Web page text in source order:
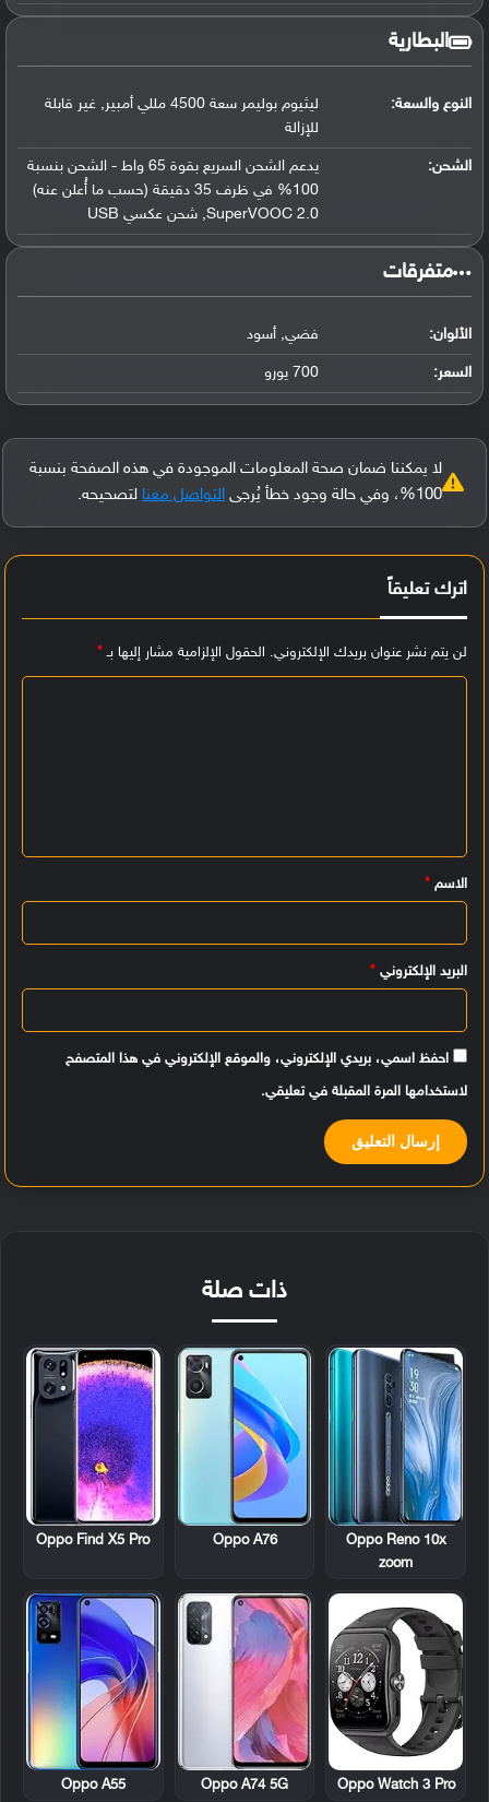
البطارية
النوع والسعة:
ليثيوم بوليمر سعة 4500 مللي أمبير, غير قابلة
للإزالة
الشحن:
يدعم الشحن السريع بقوة 65 واط - الشحن بنسبة
100% في ظرف 35 دقيقة (حسب ما أُعلن عنه)
SuperVOOC 2.0, شحن عكسي USB
‏متفرقات‏
الألوان: فضي, أسود
السعر: 700 يورو
لا يمكننا ضمان صحة المعلومات الموجودة في هذه الصفحة بنسبة
100%، وفي حالة وجود خطأ يُرجى
التواصل معنا لتصحيحه.
اترك تعليقاً
لن يتم نشر عنوان بريدك الإلكتروني. الحقول الإلزامية مشار إليها بـ*
ي
ق
الاسم *
البريد الإلكتروني *
احفظ اسمي، بريدي الإلكتروني، والموقع الإلكتروني في هذا المتصفح
لاستخدامها المرة المقبلة في تعليقي.
ذات صلة
Oppo Reno 10x
zoom
Oppo A76
Oppo Find X5 Pro
Oppo Watch 3 Pro
Oppo A74 5G
Oppo A55